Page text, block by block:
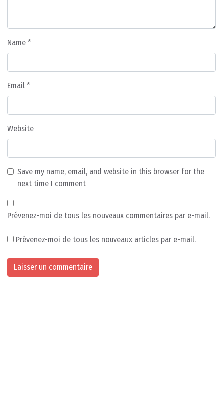
Name *
Email *
Website
Save my name, email, and website in this browser for the
next time I comment
Prévenez-moi de tous les nouveaux commentaires par e-mail.
Prévenez-moi de tous les nouveaux articles par e-mail.